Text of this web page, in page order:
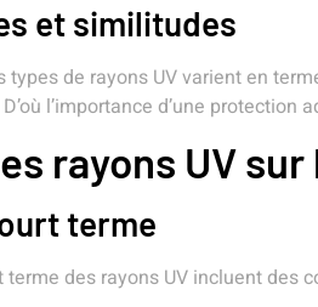
et similitudes
types de rayons UV varient en
l’importance d’une protection
rayons UV
terme
des rayons UV incluent des